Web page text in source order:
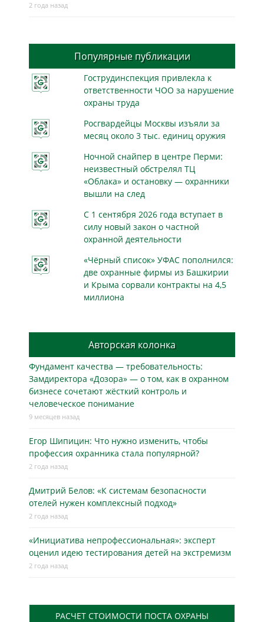
2 года назад
Популярные публикации
Гострудинспекция привлекла к
ответственности ЧОО за нарушение
охраны труда
Росгвардейцы Москвы изъяли за
месяц около 3 тыс. единиц оружия
Ночной снайпер в центре Перми:
неизвестный обстрелял ТЦ
«Облака» и остановку — охранники
вышли на след
С 1 сентября 2026 года вступает в
силу новый закон о частной
охранной деятельности
«Чёрный список» УФАС пополнился:
две охранные фирмы из Башкирии
и Крыма сорвали контракты на 4,5
миллиона
Авторская колонка
Фундамент качества — требовательность:
Замдиректора «Дозора» — о том, как в охранном
бизнесe сочетают жёсткий контроль и
человеческое понимание
9 месяцев назад
Егор Шипицин: Что нужно изменить, чтобы
профессия охранника стала популярной?
2 года назад
Дмитрий Белов: «К системам безопасности
отелей нужен комплексный подход»
2 года назад
«Инициатива непрофессиональная»: эксперт
оценил идею тестирования детей на экстремизм
2 года назад
РАСЧЕТ СТОИМОСТИ ПОСТА ОХРАНЫ